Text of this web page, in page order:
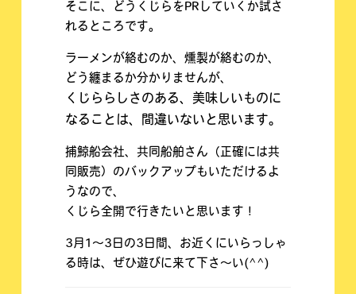
そこに、どうくじらをPRしていくか試さ
れるところです。
ラーメンが絡むのか、燻製が絡むのか、
どう纏まるか分かりませんが、
くじららしさのある、美味しいものに
なることは、間違いないと思います。
捕鯨船会社、共同船舶さん（正確には共
同販売）のバックアップもいただけるよ
うなので、
くじら全開で行きたいと思います！
3月1～3日の3日間、お近くにいらっしゃ
る時は、ぜひ遊びに来て下さ～い(^^)